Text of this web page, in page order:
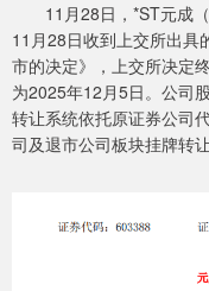
11月28日，*ST元成（
11月28日收到上交所出具
市的决定》，上交所决定
为2025年12月5日。公司
转让系统依托原证券公司
司及退市公司板块挂牌转让